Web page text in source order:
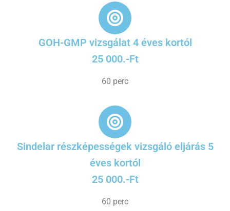
GOH-GMP vizsgálat 4 éves kortól
25 000.-Ft
60 perc
Sindelar részképességek vizsgáló eljárás 5
éves kortól
25 000.-Ft
60 perc